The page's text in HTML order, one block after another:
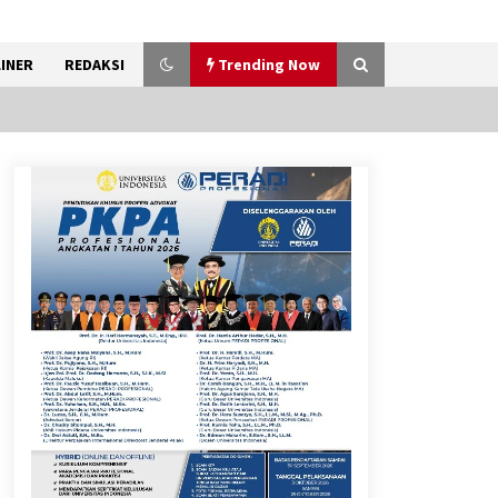
REDAKSI Trending Now
Sarana PAUD Diperkuat,
Tangsel Dorong Angka
Partisipasi Sekolah Terus
Meningkat
7 Agustus 2026
Kemenkum Malut Dorong
Perlindungan Hak Cipta Musik
di Era Digital, Sosialisasikan
Pencatatan Gratis dan
Penguatan Royalti
6 Agustus 2026